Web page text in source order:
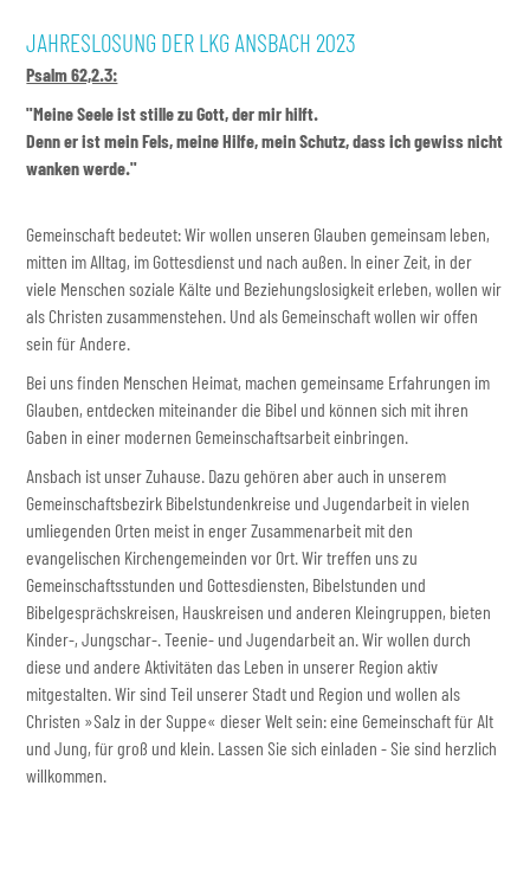
JAHRESLOSUNG DER LKG ANSBACH 2023
Psalm 62,2.3:
"Meine Seele ist stille zu Gott, der mir hilft.
Denn er ist mein Fels, meine Hilfe, mein Schutz, dass ich gewiss nicht
wanken werde."
Gemeinschaft bedeutet: Wir wollen unseren Glauben gemeinsam leben,
mitten im Alltag, im Gottesdienst und nach außen. In einer Zeit, in der
viele Menschen soziale Kälte und Beziehungslosigkeit erleben, wollen wir
als Christen zusammenstehen. Und als Gemeinschaft wollen wir offen
sein für Andere.
Bei uns finden Menschen Heimat, machen gemeinsame Erfahrungen im
Glauben, entdecken miteinander die Bibel und können sich mit ihren
Gaben in einer modernen Gemeinschaftsarbeit einbringen.
Ansbach ist unser Zuhause. Dazu gehören aber auch in unserem
Gemeinschaftsbezirk Bibelstundenkreise und Jugendarbeit in vielen
umliegenden Orten meist in enger Zusammenarbeit mit den
evangelischen Kirchengemeinden vor Ort. Wir treffen uns zu
Gemeinschaftsstunden und Gottesdiensten, Bibelstunden und
Bibelgesprächskreisen, Hauskreisen und anderen Kleingruppen, bieten
Kinder-, Jungschar-. Teenie- und Jugendarbeit an. Wir wollen durch
diese und andere Aktivitäten das Leben in unserer Region aktiv
mitgestalten. Wir sind Teil unserer Stadt und Region und wollen als
Christen »Salz in der Suppe« dieser Welt sein: eine Gemeinschaft für Alt
und Jung, für groß und klein. Lassen Sie sich einladen - Sie sind herzlich
willkommen.